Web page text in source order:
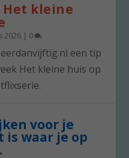
kleine
2026 | 0
een tip
Het kleine huis op
voor je
is waar je op